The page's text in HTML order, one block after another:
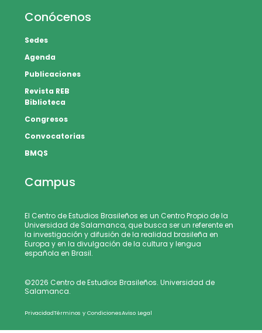
Conócenos
Sedes
Agenda
Publicaciones
Revista REB
Biblioteca
Congresos
Convocatorias
BMQS
Campus
El Centro de Estudios Brasileños es un Centro Propio de la
Universidad de Salamanca, que busca ser un referente en
la investigación y difusión de la realidad brasileña en
Europa y en la divulgación de la cultura y lengua
española en Brasil.
©2026 Centro de Estudios Brasileños. Universidad de
Salamanca.
PrivacidadTérminos y CondicionesAviso Legal